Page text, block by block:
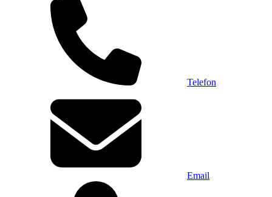
Telefon
Email